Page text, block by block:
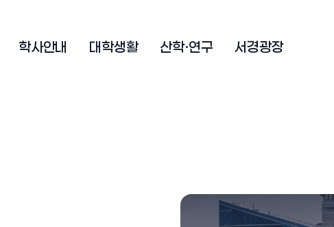
학사안내 대학생활 산학·연구 서경광장